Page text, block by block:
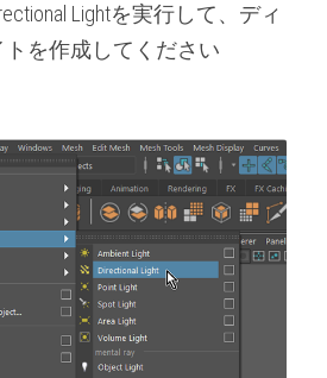
Lightを実行して、ディ
を作成してください